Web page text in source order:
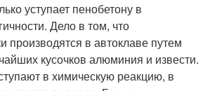
уступает пенобетону в
Дело в том, что
производятся в автоклаве путем
кусочков алюминия и извести.
в химическую реакцию, в